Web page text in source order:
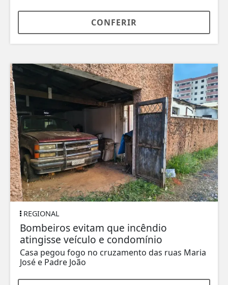
CONFERIR
REGIONAL
Bombeiros evitam que incêndio
atingisse veículo e condomínio
Casa pegou fogo no cruzamento das ruas Maria
José e Padre João